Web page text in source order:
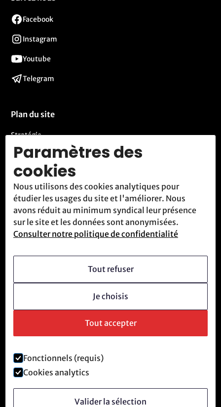
Facebook
Instagram
Youtube
Telegram
Plan du site
Stratégie
Activités
Blog
Contact
Nous rencontrer
Devenir membre
©
Mentions légales et politique de confidentialité
Paramètres des
cookies
Nous utilisons des cookies analytiques pour
étudier les usages du site et l'améliorer. Nous
avons réduit au minimum syndical leur présence
sur le site et les données sont anonymisées.
Consulter notre politique de confidentialité
Tout refuser
Je choisis
Tout accepter
Fonctionnels (requis)
Cookies analytics
Valider la sélection